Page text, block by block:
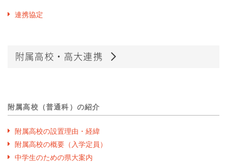
連携協定
附属高校・高大連携
附属高校（普通科）の紹介
附属高校の設置理由・経緯
附属高校の概要（入学定員）
中学生のための県大案内